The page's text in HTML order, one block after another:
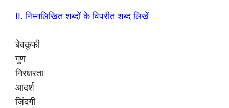
II. निम्नलिखित शब्दों के विपरीत शब्द लिखें
बेवकूफी
गुण
निरक्षरता
आदर्श
जिंदगी